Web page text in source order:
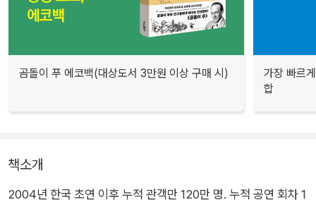
곰돌이 푸 에코백(대상도서 3만원 이상 구매 시)
가장 빠르
합
책소개
2004년 한국 초연 이후 누적 관객만 120만 명. 누적 공연 회차 1